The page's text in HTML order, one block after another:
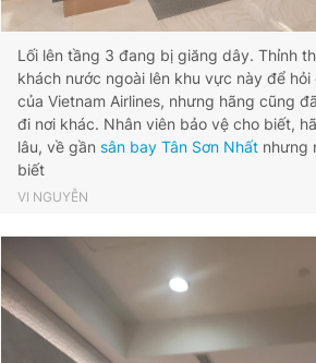
Lối lên tầng 3 đang bị giăng dây. Thỉnh
khách nước ngoài lên khu vực này để
của Vietnam Airlines, nhưng hãng cũng
đi nơi khác. Nhân viên bảo vệ cho biết,
lâu, về gần sân bay Tân Sơn Nhất nhưng
biết
VI NGUYỄN